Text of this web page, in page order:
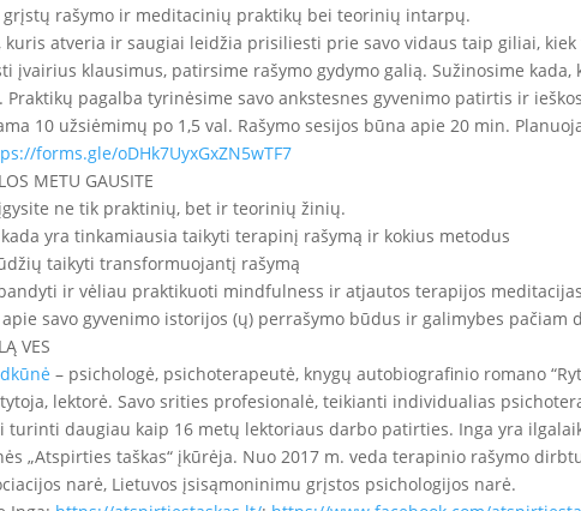
grįstų rašymo ir meditacinių praktikų bei teorinių intarpų.
kuris atveria ir saugiai leidžia prisiliesti prie savo vidaus taip giliai,
įvairius klausimus, patirsime rašymo gydymo galią. Sužinosime
Praktikų pagalba tyrinėsime savo ankstesnes gyvenimo patirtis ir
10 užsiėmimų po 1,5 val. Rašymo sesijos būna apie 20 min.
forms.gle/oDHk7UyxGxZN5wTF7
METU GAUSITE
ne tik praktinių, bet ir teorinių žinių.
yra tinkamiausia taikyti terapinį rašymą ir kokius metodus
taikyti transformuojantį rašymą
ir vėliau praktikuoti mindfulness ir atjautos terapijos
savo gyvenimo istorijos (ų) perrašymo būdus ir galimybes
VES
– psichologė, psichoterapeutė, knygų autobiografinio romano
lektorė. Savo srities profesionalė, teikianti individualias
turinti daugiau kaip 16 metų lektoriaus darbo patirties. Inga yra
„Atspirties taškas“ įkūrėja. Nuo 2017 m. veda terapinio rašymo
narė, Lietuvos įsisąmoninimu grįstos psichologijos narė.